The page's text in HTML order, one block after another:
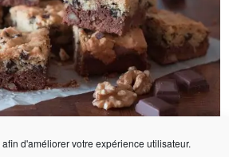
d'améliorer votre expérience utilisateur.